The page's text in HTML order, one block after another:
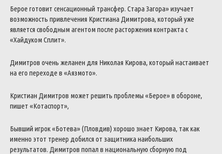
Берое готовит сенсационный трансфер. Стара Загора» изучает
возможность привлечения Кристиана Димитрова, который уже
является свободным агентом после расторжения контракта с
«Хайдуком Сплит».
Димитров очень желанен для Николая Кирова, который настаивает
на его переходе в «Аязмото».
Кристиан Димитров может решить проблемы «Берое» в обороне,
пишет «Котаспорт»,
Бывший игрок «Ботева» (Пловдив) хорошо знает Кирова, так как
именно этот тренер добился от защитника наибольших
результатов. Димитров попал в национальную сборную под